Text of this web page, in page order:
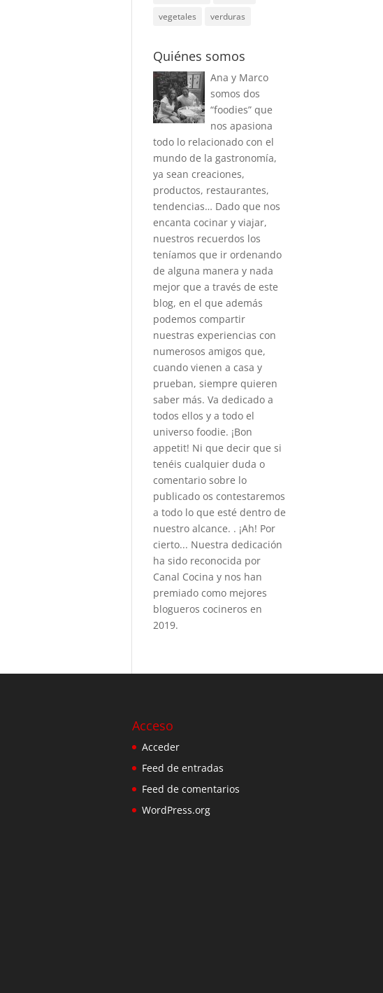
vegetales
verduras
Quiénes somos
Ana y Marco
somos dos
“foodies” que
nos apasiona
todo lo relacionado con el
mundo de la gastronomía,
ya sean creaciones,
productos, restaurantes,
tendencias… Dado que nos
encanta cocinar y viajar,
nuestros recuerdos los
teníamos que ir ordenando
de alguna manera y nada
mejor que a través de este
blog, en el que además
podemos compartir
nuestras experiencias con
numerosos amigos que,
cuando vienen a casa y
prueban, siempre quieren
saber más. Va dedicado a
todos ellos y a todo el
universo foodie. ¡Bon
appetit! Ni que decir que si
tenéis cualquier duda o
comentario sobre lo
publicado os contestaremos
a todo lo que esté dentro de
nuestro alcance. . ¡Ah! Por
cierto... Nuestra dedicación
ha sido reconocida por
Canal Cocina y nos han
premiado como mejores
blogueros cocineros en
2019.
Acceso
Acceder
Feed de entradas
Feed de comentarios
WordPress.org